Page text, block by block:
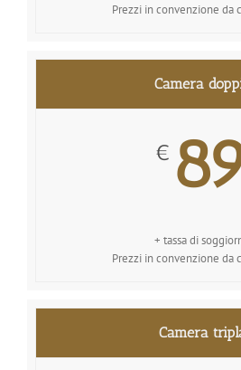
Prezzi in convenzione da
Camera
€
+ tassa di
Prezzi in convenzione da
Camera